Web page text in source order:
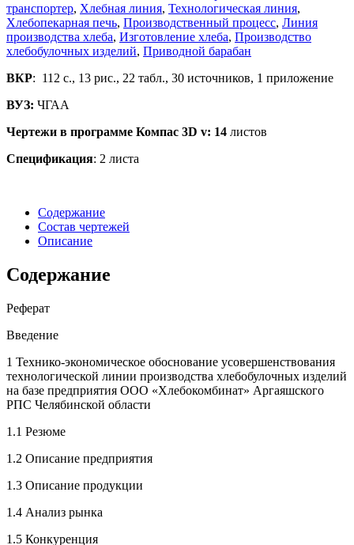
транспортер, Хлебная линия, Технологическая линия,
Хлебопекарная печь, Производственный процесс, Линия
производства хлеба, Изготовление хлеба, Производство
хлебобулочных изделий, Приводной барабан
ВКР: 112 с., 13 рис., 22 табл., 30 источников, 1 приложение
ВУЗ: ЧГАА
Чертежи в программе Компас 3D v: 14 листов
Спецификация: 2 листа
Содержание
Состав чертежей
Описание
Содержание
Реферат
Введение
1 Технико-экономическое обоснование усовершенствования
технологической линии производства хлебобулочных изделий
на базе предприятия ООО «Хлебокомбинат» Аргаяшского
РПС Челябинской области
1.1 Резюме
1.2 Описание предприятия
1.3 Описание продукции
1.4 Анализ рынка
1.5 Конкуренция